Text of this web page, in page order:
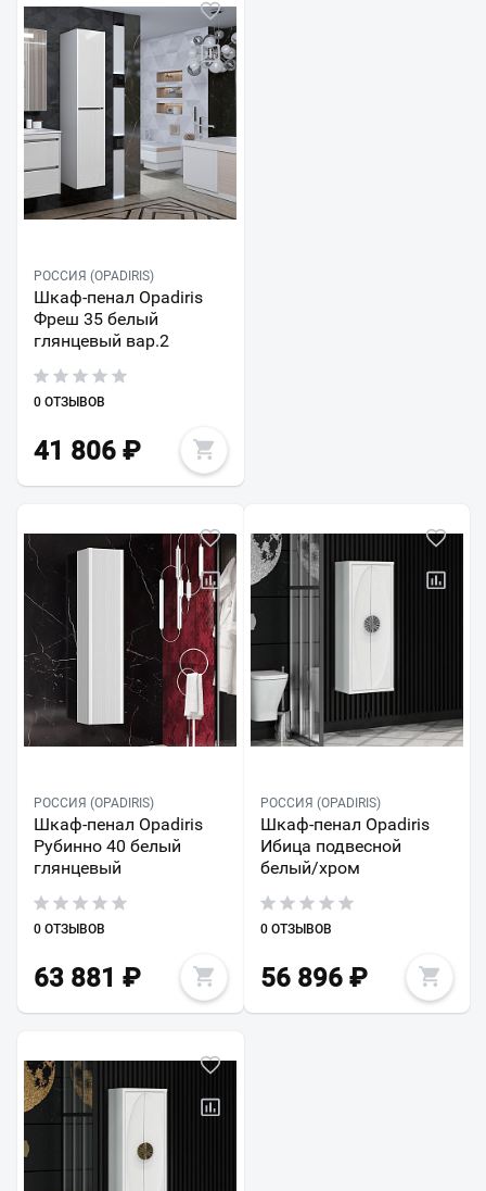
РОССИЯ (OPADIRIS)
Шкаф-пенал Opadiris
Фреш 35 белый
глянцевый вар.2
0 ОТЗЫВОВ
41 806 ₽
РОССИЯ (OPADIRIS)
Шкаф-пенал Opadiris
Рубинно 40 белый
глянцевый
0 ОТЗЫВОВ
63 881 ₽
РОССИЯ (OPADIRIS)
Шкаф-пенал Opadiris
Ибица подвесной
белый/хром
0 ОТЗЫВОВ
56 896₽